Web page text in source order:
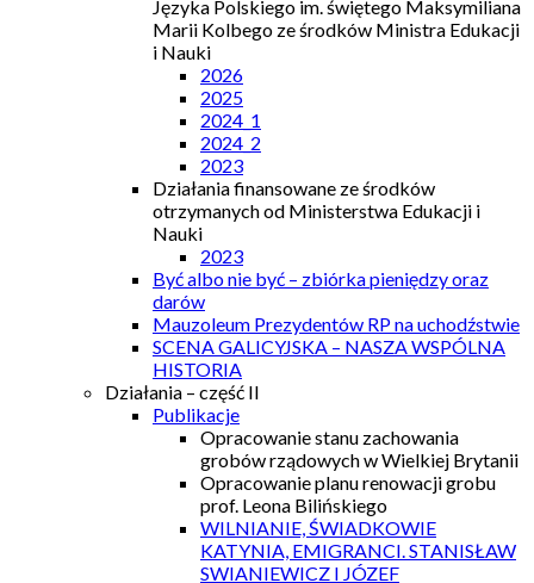
Języka Polskiego im. świętego Maksymiliana
Marii Kolbego ze środków Ministra Edukacji
i Nauki
2026
2025
2024_1
2024_2
2023
Działania finansowane ze środków
otrzymanych od Ministerstwa Edukacji i
Nauki
2023
Być albo nie być – zbiórka pieniędzy oraz
darów
Mauzoleum Prezydentów RP na uchodźstwie
SCENA GALICYJSKA – NASZA WSPÓLNA
HISTORIA
Działania – część II
Publikacje
Opracowanie stanu zachowania
grobów rządowych w Wielkiej Brytanii
Opracowanie planu renowacji grobu
prof. Leona Bilińskiego
WILNIANIE, ŚWIADKOWIE
KATYNIA, EMIGRANCI. STANISŁAW
SWIANIEWICZ I JÓZEF